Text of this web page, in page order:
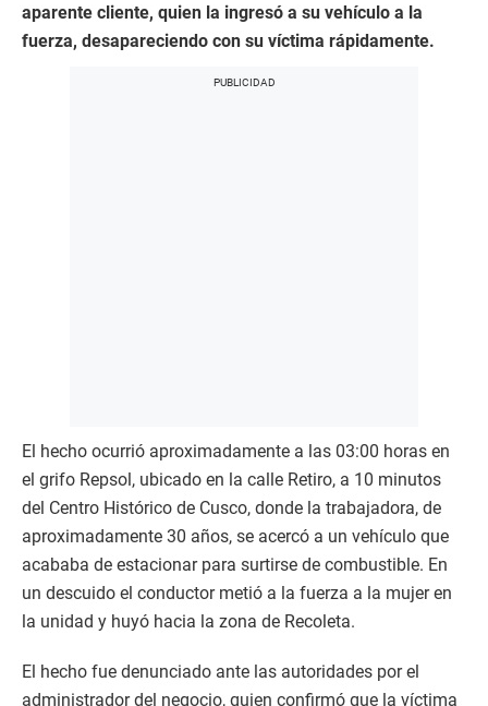
aparente cliente, quien la ingresó a su vehículo a la
fuerza, desapareciendo con su víctima rápidamente.
El hecho ocurrió aproximadamente a las 03:00 horas en
el grifo Repsol, ubicado en la calle Retiro, a 10 minutos
del Centro Histórico de Cusco, donde la trabajadora, de
aproximadamente 30 años, se acercó a un vehículo que
acababa de estacionar para surtirse de combustible. En
un descuido el conductor metió a la fuerza a la mujer en
la unidad y huyó hacia la zona de Recoleta.
El hecho fue denunciado ante las autoridades por el
administrador del negocio, quien confirmó que la víctima